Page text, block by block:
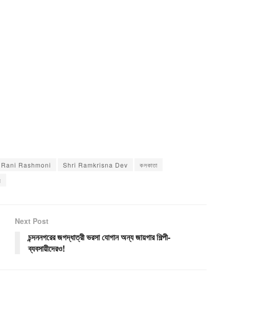
Rani Rashmoni Shri Ramkrisna Dev
কলকাতা
Next Post
চন্দননগরের জগদ্ধাত্রী ভরসা যোগান অন্য জায়গার শিল্পী-
ব্যবসায়ীদেরও!